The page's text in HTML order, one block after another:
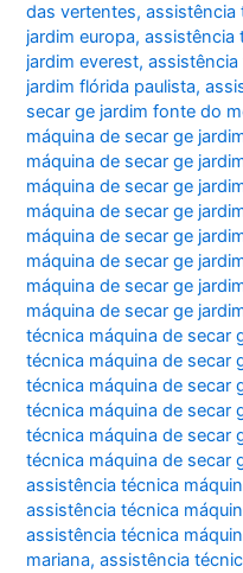
das vertentes,assistência
jardim europa,assistência
jardim everest,
jardim flórida paulista,
secar ge jardim fonte do
máquina de secar ge
máquina de secar ge
máquina de secar ge
máquina de secar ge
máquina de secar ge
máquina de secar ge
máquina de secar ge
máquina de secar ge
técnica máquina de secar
técnica máquina de secar
técnica máquina de secar
técnica máquina de secar
técnica máquina de secar
técnica máquina de secar
assistência técnica
assistência técnica
assistência técnica
mariana,assistência